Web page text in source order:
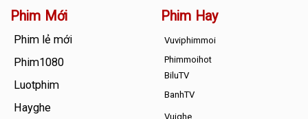
Phim Mới
Phim lẻ mới
Phim1080
Luotphim
Hayghe
Phim Hay
Vuviphimmoi
Phimmoihot
BiluTV
BanhTV
Vuighe